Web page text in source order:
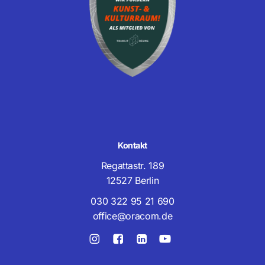
Kontakt
Regattastr. 189
12527 Berlin
030 322 95 21 690
office@oracom.de